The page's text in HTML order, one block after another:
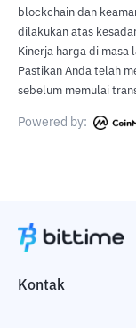
blockchain dan
dilakukan atas
Kinerja harga di masa
Pastikan Anda telah
sebelum memulai
Powered by:
Kontak